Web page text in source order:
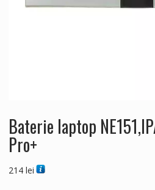
Baterie laptop
Pro+
214 lei